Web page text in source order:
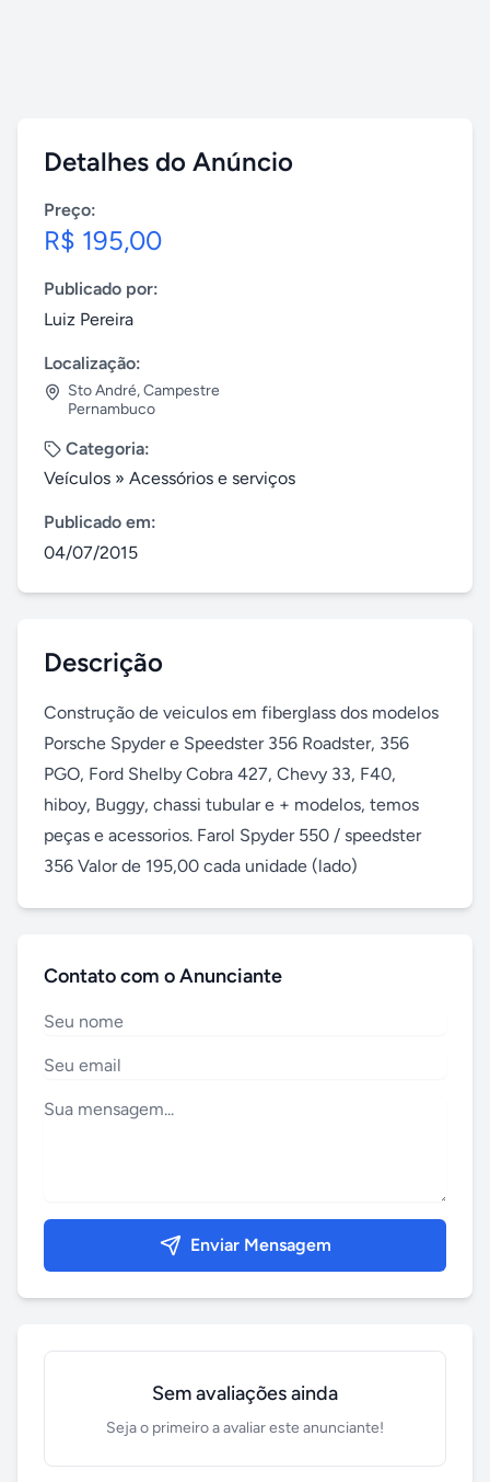
Detalhes do Anúncio
Preço:
R$ 195,00
Publicado por:
Luiz Pereira
Localização:
Sto André,Campestre
Pernambuco
Categoria:
Veículos » Acessórios e serviços
Publicado em:
04/07/2015
Descrição
Construção de veiculos em fiberglass dos modelos
Porsche Spyder e Speedster 356 Roadster, 356
PGO, Ford Shelby Cobra 427, Chevy 33, F40,
hiboy, Buggy, chassi tubular e + modelos, temos
peças e acessorios. Farol Spyder 550 / speedster
356 Valor de 195,00 cada unidade (lado)
Contato com o Anunciante
Enviar Mensagem
Sem avaliações ainda
Seja o primeiro a avaliar este anunciante!